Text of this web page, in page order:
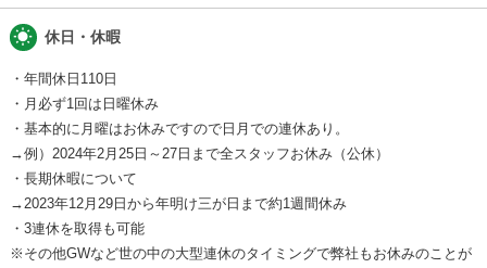
wb_sunny 休日・休暇
・年間休日110日
・月必ず1回は日曜休み
・基本的に月曜はお休みですので日月での連休あり。
→例）2024年2月25日～27日まで全スタッフお休み（公休）
・長期休暇について
→2023年12月29日から年明け三が日まで約1週間休み
・3連休を取得も可能
※その他GWなど世の中の大型連休のタイミングで弊社もお休みのことが